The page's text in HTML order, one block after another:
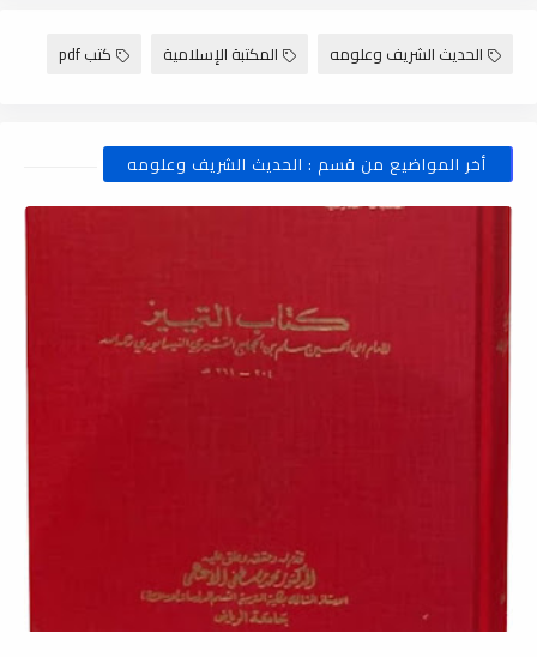
الحديث الشريف وعلومه المكتبة الإسلامية كتب pdf
أخر المواضيع من قسم : الحديث الشريف وعلومه